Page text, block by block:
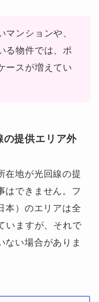
マンションや、
る物件では、ポ
ースが増えてい
の提供エリア外
在地が光回線の提
はできません。フ
本）のエリアは全
いますが、それで
ない場合がありま